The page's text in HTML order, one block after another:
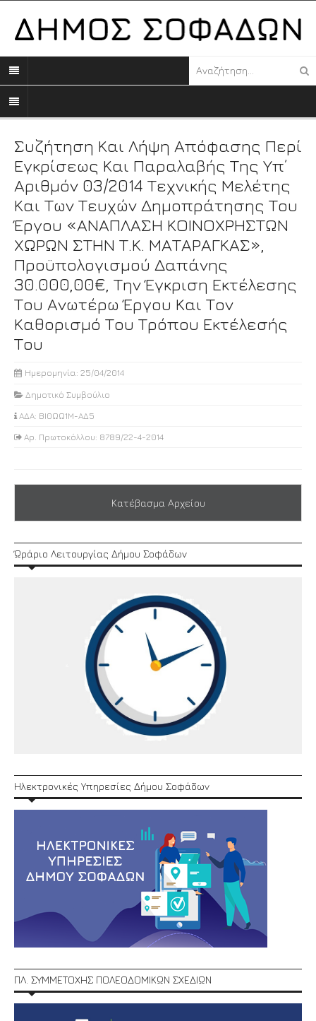
Συζήτηση Και Λήψη Απόφασης Περί
Εγκρίσεως Και Παραλαβής Της Υπ’
Αριθμόν 03/2014 Τεχνικής Μελέτης
Και Των Τευχών Δημοπράτησης Του
Έργου «ΑΝΑΠΛΑΣΗ ΚΟΙΝΟΧΡΗΣΤΩΝ
ΧΩΡΩΝ ΣΤΗΝ Τ.Κ. ΜΑΤΑΡΑΓΚΑΣ»,
Προϋπολογισμού Δαπάνης
30.000,00€, Την Έγκριση Εκτέλεσης
Του Ανωτέρω Έργου Και Τον
Καθορισμό Του Τρόπου Εκτέλεσής
Του
Ημερομηνία: 25/04/2014
Δημοτικό Συμβούλιο
ΑΔΑ: ΒΙ0ΩΩ1Μ-ΑΔ5
Αρ. Πρωτοκόλλου: 8789/22-4-2014
Κατέβασμα Αρχείου
Ώράριο Λειτουργίας Δήμου Σοφάδων
Ηλεκτρονικές Υπηρεσίες Δήμου Σοφάδων
ΠΛ. ΣΥΜΜΕΤΟΧΗΣ ΠΟΛΕΟΔΟΜΙΚΩΝ ΣΧΕΔΙΩΝ